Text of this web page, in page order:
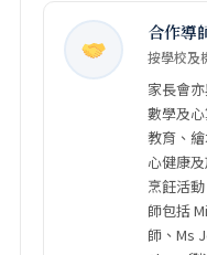
合作導
按學校及
家長會
數學及
教育、
心健康
烹飪活
師包括
師、Ms